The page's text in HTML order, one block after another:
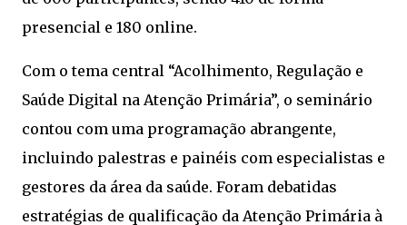
presencial e 180 online.
Com o tema central “Acolhimento, Regulação e
Saúde Digital na Atenção Primária”, o seminário
contou com uma programação abrangente,
incluindo palestras e painéis com especialistas e
gestores da área da saúde. Foram debatidas
estratégias de qualificação da Atenção Primária à